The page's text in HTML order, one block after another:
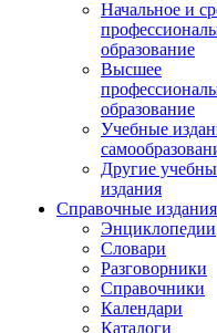
Начальное и
образование
Высшее
образование
Учебные
Другие
издания
Справочные издания
Энциклопедии
Словари
Разговорники
Справочники
Календари
Каталоги